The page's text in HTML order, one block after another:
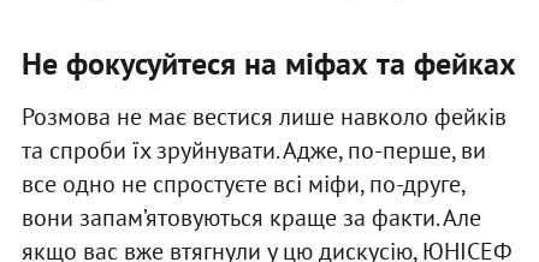
Не фокусуйтеся на міфах та фейках
Розмова не має вестися лише навколо фейків
та спроби їх зруйнувати. Адже, по-перше, ви
все одно не спростуєте всі міфи, по-друге,
вони запам’ятовуються краще за факти. Але
якщо вас вже втягнули у цю дискусію, ЮНІСЕФ